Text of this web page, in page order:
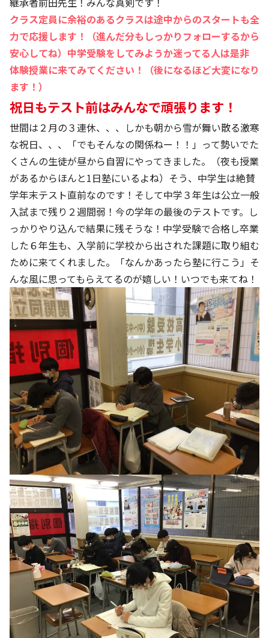
クラス定員に余裕のあるクラスは途中からのスタートも全
力で応援します！（進んだ分もしっかりフォローするから
安心してね）中学受験をしてみようか迷ってる人は是非
体験授業に来てみてください！（後になるほど大変になり
ます！）
祝日もテスト前はみんなで頑張ります！
世間は２月の３連休、、、しかも朝から雪が舞い散る激寒
な祝日、、、「でもそんなの関係ねー！！」って勢いでた
くさんの生徒が昼から自習にやってきました。（夜も授業
があるからほんと1日塾にいるよね）そう、中学生は絶賛
学年末テスト直前なのです！そして中学３年生は公立一般
入試まで残り２週間弱！今の学年の最後のテストです。し
っかりやり込んで結果に残そうな！中学受験で合格し卒業
した６年生も、入学前に学校から出された課題に取り組む
ために来てくれました。「なんかあったら塾に行こう」そ
んな風に思ってもらえてるのが嬉しい！いつでも来てね！